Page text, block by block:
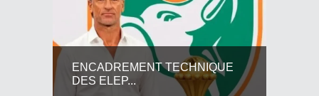
ENCADREMENT TECHNIQUE
DES ELEP...